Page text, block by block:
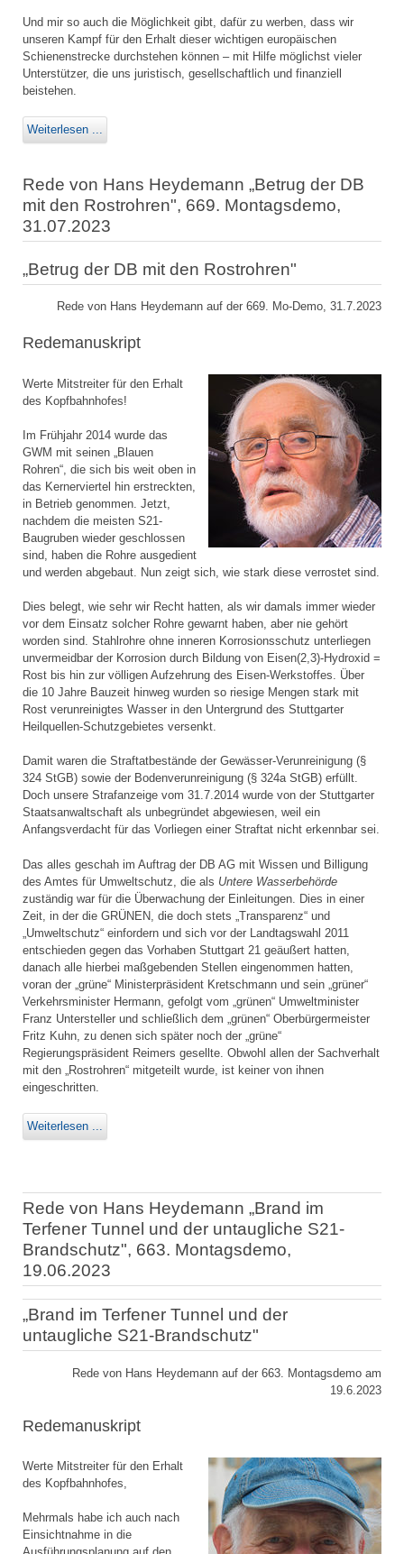
Und mir so auch die Möglichkeit gibt, dafür zu werben, dass wir
unseren Kampf für den Erhalt dieser wichtigen europäischen
Schienenstrecke durchstehen können – mit Hilfe möglichst vieler
Unterstützer, die uns juristisch, gesellschaftlich und finanziell
beistehen.
Weiterlesen ...
Rede von Hans Heydemann „Betrug der DB
mit den Rostrohren", 669. Montagsdemo,
31.07.2023
„Betrug der DB mit den Rostrohren"
Rede von Hans Heydemann auf der 669. Mo-Demo, 31.7.2023
Redemanuskript
Werte Mitstreiter für den Erhalt
des Kopfbahnhofes!
Im Frühjahr 2014 wurde das
GWM mit seinen „Blauen
Rohren“, die sich bis weit oben in
das Kernerviertel hin erstreckten,
in Betrieb genommen. Jetzt,
nachdem die meisten S21-
Baugruben wieder geschlossen
sind, haben die Rohre ausgedient
und werden abgebaut. Nun zeigt sich, wie stark diese verrostet sind.
Dies belegt, wie sehr wir Recht hatten, als wir damals immer wieder
vor dem Einsatz solcher Rohre gewarnt haben, aber nie gehört
worden sind. Stahlrohre ohne inneren Korrosionsschutz unterliegen
unvermeidbar der Korrosion durch Bildung von Eisen(2,3)-Hydroxid =
Rost bis hin zur völligen Aufzehrung des Eisen-Werkstoffes. Über
die 10 Jahre Bauzeit hinweg wurden so riesige Mengen stark mit
Rost verunreinigtes Wasser in den Untergrund des Stuttgarter
Heilquellen-Schutzgebietes versenkt.
Damit waren die Straftatbestände der Gewässer-Verunreinigung (§
324 StGB) sowie der Bodenverunreinigung (§ 324a StGB) erfüllt.
Doch unsere Strafanzeige vom 31.7.2014 wurde von der Stuttgarter
Staatsanwaltschaft als unbegründet abgewiesen, weil ein
Anfangsverdacht für das Vorliegen einer Straftat nicht erkennbar sei.
Das alles geschah im Auftrag der DB AG mit Wissen und Billigung
des Amtes für Umweltschutz, die als Untere Wasserbehörde
zuständig war für die Überwachung der Einleitungen. Dies in einer
Zeit, in der die GRÜNEN, die doch stets „Transparenz“ und
„Umweltschutz“ einfordern und sich vor der Landtagswahl 2011
entschieden gegen das Vorhaben Stuttgart 21 geäußert hatten,
danach alle hierbei maßgebenden Stellen eingenommen hatten,
voran der „grüne“ Ministerpräsident Kretschmann und sein „grüner“
Verkehrsminister Hermann, gefolgt vom „grünen“ Umweltminister
Franz Untersteller und schließlich dem „grünen“ Oberbürgermeister
Fritz Kuhn, zu denen sich später noch der „grüne“
Regierungspräsident Reimers gesellte. Obwohl allen der Sachverhalt
mit den „Rostrohren“ mitgeteilt wurde, ist keiner von ihnen
eingeschritten.
Weiterlesen ...
Rede von Hans Heydemann „Brand im
Terfener Tunnel und der untaugliche S21-
Brandschutz", 663. Montagsdemo,
19.06.2023
„Brand im Terfener Tunnel und der
untaugliche S21-Brandschutz"
Rede von Hans Heydemann auf der 663. Montagsdemo am
19.6.2023
Redemanuskript
Werte Mitstreiter für den Erhalt
des Kopfbahnhofes,
Mehrmals habe ich auch nach
Einsichtnahme in die